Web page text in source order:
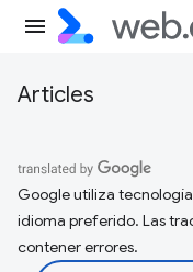
Articles
Google utiliza
idioma preferido. Las
contener errores.